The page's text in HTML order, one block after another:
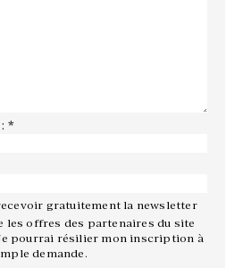
*
gratuitement la newsletter
les offres des partenaires du site
Je pourrai résilier mon inscription à
demande.